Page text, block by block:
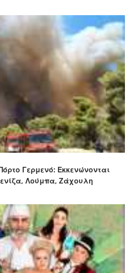
Γερμενό: Εκκενώνονται
Λούμπα, Ζάχουλη